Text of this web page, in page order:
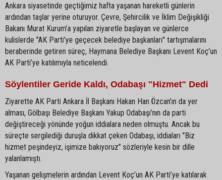
Ankara siyasetinde geçtiğimiz hafta yaşanan hareketli günlerin
ardından taşlar yerine oturuyor. Çevre, Şehircilik ve İklim Değişikliği
Bakanı Murat Kurum’a yapılan ziyaretle başlayan ve günlerce
kulislerde "AK Parti’ye geçecek belediye başkanları" tartışmalarını
beraberinde getiren süreç, Haymana Belediye Başkanı Levent Koç’un
AK Parti’ye katılımıyla neticelendi.
Söylentiler Geride Kaldı, Odabaşı "Hizmet" Dedi
Ziyarette AK Parti Ankara İl Başkanı Hakan Han Özcan’ın da yer
alması, Gölbaşı Belediye Başkanı Yakup Odabaşı’nın da parti
değiştireceği yönünde yoğun iddialara neden olmuştu. Ancak bu
süreçte sergilediği duruşla dikkat çeken Odabaşı, iddiaları "Biz
hizmet peşindeyiz, işimize bakıyoruz" sözleriyle kesin bir dille
yalanlamıştı.
Yaşanan gelişmelerin ardından Levent Koç’un AK Parti’ye katılarak